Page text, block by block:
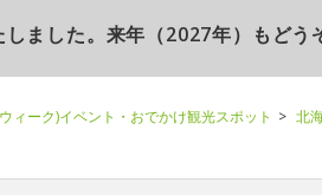
ました。来年（2027年）もどう
ィーク)イベント・おでかけ観光スポット
北